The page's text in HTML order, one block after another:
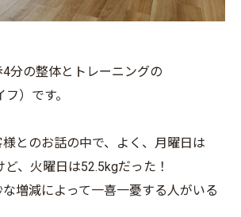
分の整体とトレーニングの
）です。
とのお話の中で、よく、月曜日は
、火曜日は52.5kgだった！
増減によって一喜一憂する人がいる